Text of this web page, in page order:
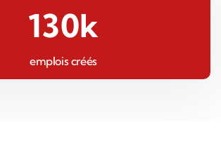
130k
emplois créés